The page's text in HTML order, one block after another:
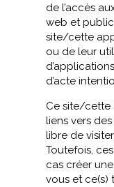
de l’accès
web et
site/cette
ou de leur
d’acte
Ce site/cette
liens vers
libre de
Toutefois,
cas créer
vous et ce(s)